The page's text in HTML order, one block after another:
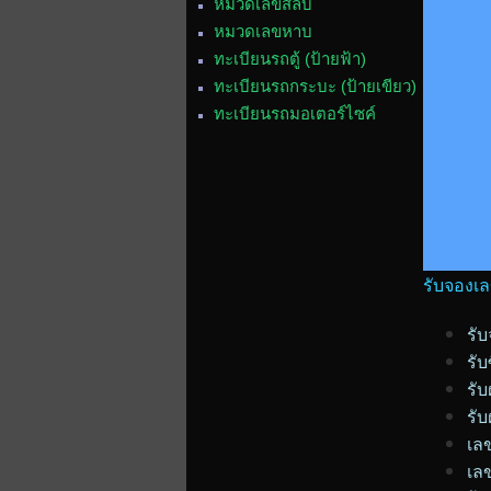
หมวดเลขสลับ
หมวดเลขหาบ
ทะเบียนรถตู้ (ป้ายฟ้า)
ทะเบียนรถกระบะ (ป้ายเขียว)
ทะเบียนรถมอเตอร์ไซค์
รับจองเ
รั
รั
รั
รั
เ
เล